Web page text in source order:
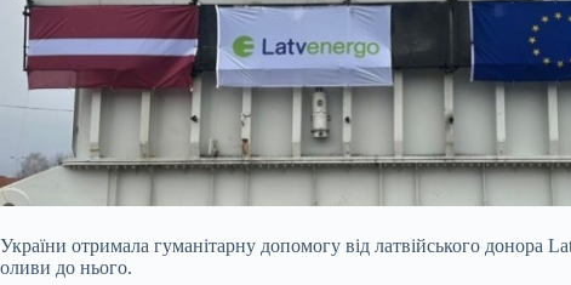
України отримала гуманітарну допомогу від латвійського
оливи до нього.